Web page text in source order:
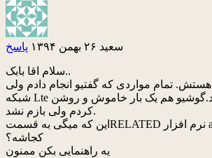
سعید ۲۶ بهمن ۱۳۹۴ پاسخ
سلام اقا بابک..
تمام مواردی که گفتیو انجام دادم ولی
شبکه Lte به گوشیم اضافه نشد.گوشیو هم یک بار خاموش و روشن
کردم ولی بازم نشد.
این که میگی به قسمتRELATED نرم افزار aptoide بریم دقیقا
کجاشه؟
یه راهنمایی بکن ممنون